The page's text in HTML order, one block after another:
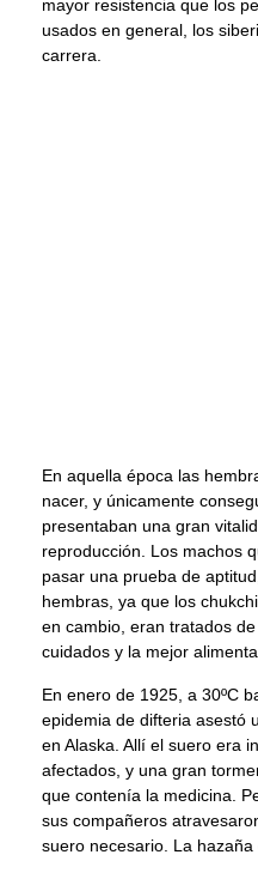
mayor resistencia que los
usados en general, los
carrera.
En aquella época las
nacer, y únicamente
presentaban una gran
reproducción. Los machos
pasar una prueba de
hembras, ya que los
en cambio, eran tratados
cuidados y la mejor
En enero de 1925, a 30ºC
epidemia de difteria asestó
en Alaska. Allí el suero era
afectados, y una gran
que contenía la medicina.
sus compañeros
suero necesario. La